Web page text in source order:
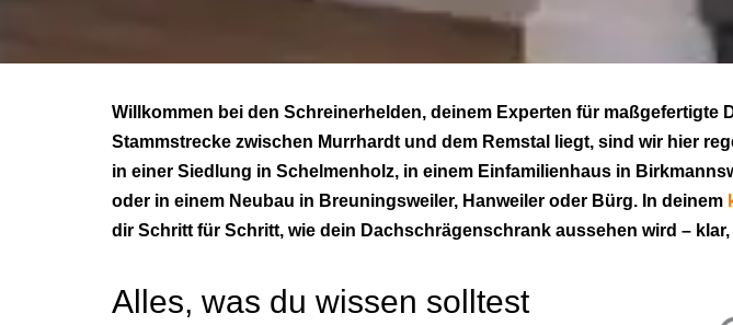
Willkommen bei den Schreinerhelden, deinem Experten für
Stammstrecke zwischen Murrhardt und dem Remstal liegt, sind wir hier
in einer Siedlung in Schelmenholz, in einem Einfamilienhaus in
oder in einem Neubau in Breuningsweiler, Hanweiler oder Bürg. In deinem
dir Schritt für Schritt, wie dein Dachschrägenschrank aussehen wird –
Alles, was du wissen solltest